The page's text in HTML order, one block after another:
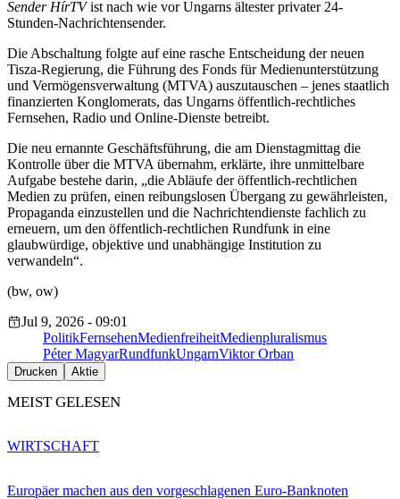
Sender HírTVist nach wie vor Ungarns ältester privater 24-
Stunden-Nachrichtensender.
Die Abschaltung folgte auf eine rasche Entscheidung der neuen
Tisza-Regierung, die Führung des Fonds für Medienunterstützung
und Vermögensverwaltung (MTVA) auszutauschen – jenes staatlich
finanzierten Konglomerats, das Ungarns öffentlich-rechtliches
Fernsehen, Radio und Online-Dienste betreibt.
Die neu ernannte Geschäftsführung, die am Dienstagmittag die
Kontrolle über die MTVA übernahm, erklärte, ihre unmittelbare
Aufgabe bestehe darin, „die Abläufe der öffentlich-rechtlichen
Medien zu prüfen, einen reibungslosen Übergang zu gewährleisten,
Propaganda einzustellen und die Nachrichtendienste fachlich zu
erneuern, um den öffentlich-rechtlichen Rundfunk in eine
glaubwürdige, objektive und unabhängige Institution zu
verwandeln“.
(bw, ow)
Jul 9, 2026 - 09:01
PolitikFernsehenMedienfreiheitMedienpluralismus
Péter MagyarRundfunkUngarnViktor Orban
Drucken Aktie
MEIST GELESEN
Europäer machen aus den vorgeschlagenen Euro-Banknoten
WIRTSCHAFT